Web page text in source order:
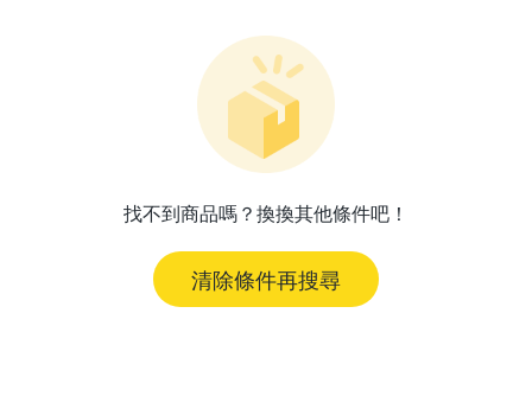
找不到商品嗎？換換其他條件吧！
清除條件再搜尋